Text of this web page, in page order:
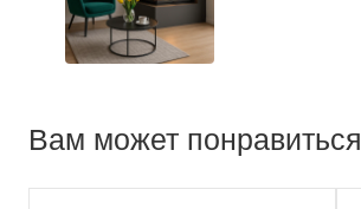
Вам может понравиться